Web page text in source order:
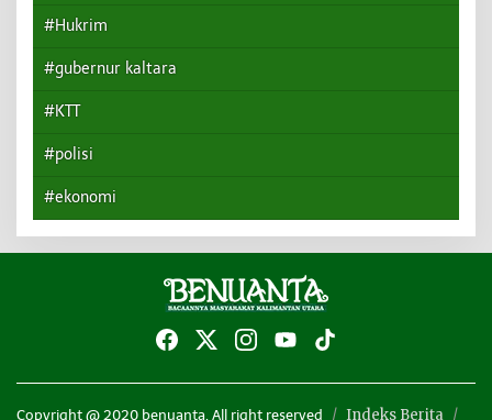
#Hukrim
#gubernur kaltara
#KTT
#polisi
#ekonomi
Copyright @ 2020 benuanta. All right reserved Indeks Berita